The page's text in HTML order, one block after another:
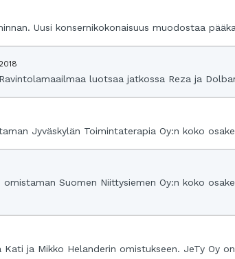
Uusi konsernikokonaisuus muodostaa
luotsaa jatkossa Reza ja
Jyväskylän Toimintaterapia Oy:n koko
Suomen Niittysiemen Oy:n koko
ja Mikko Helanderin omistukseen. JeTy Oy